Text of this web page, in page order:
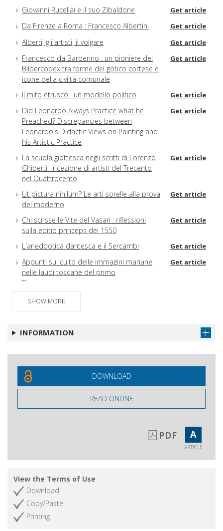
Giovanni Rucellai e il suo Zibaldone Get article
Da Firenze a Roma : Francesco Albertini Get article
Alberti, gli artisti, il volgare Get article
Francesco da Barberino : un pioniere del
Bildercodex tra forme del gotico cortese e
icone della civiltà comunale
Get article
Il mito etrusco : un modello politico Get article
Did Leonardo Always Practice what he
Preached? Discrepancies between
Leonardo's Didactic Views on Painting and
his Artistic Practice
Get article
La scuola giottesca negli scritti di Lorenzo
Ghiberti : ricezione di artisti del Trecento
nel Quattrocento
Get article
Ut pictura nihilum? Le arti sorelle alla prova
del moderno
Get article
Chi scrisse le Vite del Vasari : riflessioni
sulla editio princeps del 1550
Get article
L'aneddotica dantesca e il Sercambi Get article
Appunti sul culto delle immagini mariane
nelle laudi toscane del primo
Rinascimento
Get article
SHOW MORE
INFORMATION
DOWNLOAD
READ ONLINE
PDF A
ARTICLE
View the Terms of Use
Download
Copy/Paste
Printing